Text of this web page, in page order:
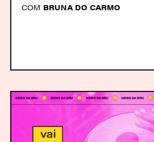
COM BRUNA DO CARMO